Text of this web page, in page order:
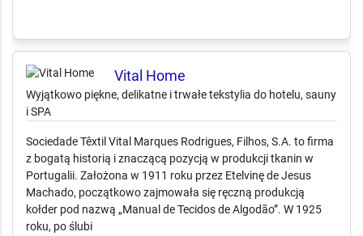
Vital Home
Wyjątkowo piękne, delikatne i trwałe tekstylia do hotelu, sauny
Sociedade Têxtil Vital Marques Rodrigues, Filhos, S.A. to firma
z bogatą historią i znaczącą pozycją w produkcji tkanin w
Portugalii. Założona w 1911 roku przez Etelvinę de Jesus
Machado, początkowo zajmowała się ręczną produkcją
kołder pod nazwą „Manual de Tecidos de Algodão”. W 1925